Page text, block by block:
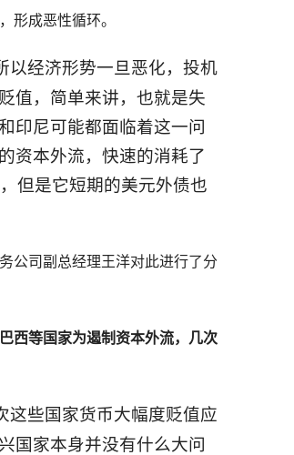
形成恶性循环。
以经济形势一旦恶化，投机
值，简单来讲，也就是失
印尼可能都面临着这一问
资本外流，快速的消耗了
但是它短期的美元外债也
司副总经理王洋对此进行了分
西等国家为遏制资本外流，几次
这些国家货币大幅度贬值应
国家本身并没有什么大问